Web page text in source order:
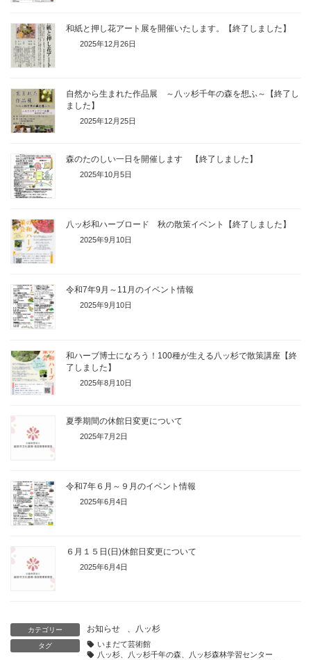
和紙と押し花アート展を開催いたします。【終了しました】
2025年12月26日
自然から生まれた作品展 ～八ッ杉千年の森を想ふ～【終了し
ました】
2025年12月25日
森のたのしい一日を開催します 【終了しました】
2025年10月5日
八ッ杉和ハーブロード 秋の散策イベント【終了しました】
2025年9月10日
令和7年9月～11月のイベント情報
2025年9月10日
和ハーブ博士になろう！100種が生える八ッ杉で散策講座【終
了しました】
2025年8月10日
夏季期間の休館日変更について
2025年7月2日
令和7年６月～９月のイベント情報
2025年6月4日
６月１５日(日)休館日変更について
2025年6月4日
カテゴリー お知らせ 、 八ッ杉
タグ
いまだて芸術館
八ッ杉、八ッ杉千年の森、八ッ杉森林学習センター